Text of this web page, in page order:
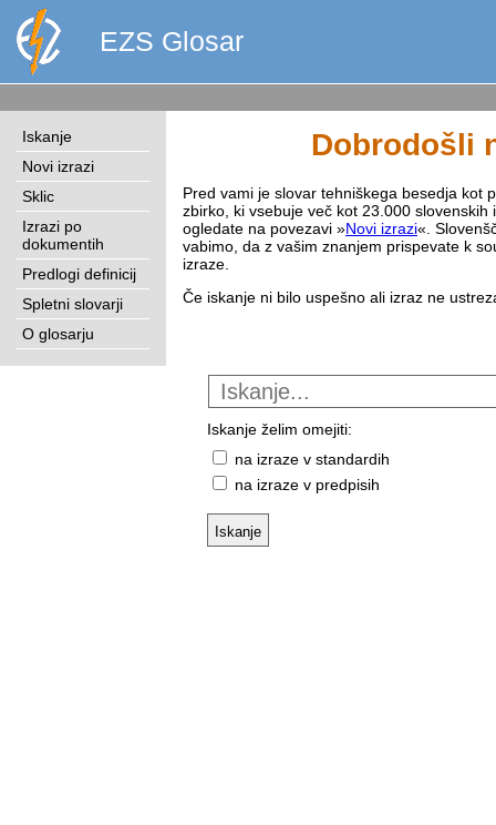
EZS Glosar
Iskanje
Novi izrazi
Sklic
Izrazi po
dokumentih
Predlogi definicij
Spletni slovarji
O glosarju
Dobrodošli
Pred vami je slovar tehniškega besedja kot
zbirko, ki vsebuje več kot 23.000
ogledate na povezavi »Novi izrazi«.
vabimo, da z vašim znanjem prispevate k
izraze.
Če iskanje ni bilo uspešno ali izraz ne
Iskanje želim omejiti:
na izraze v standardih
na izraze v predpisih